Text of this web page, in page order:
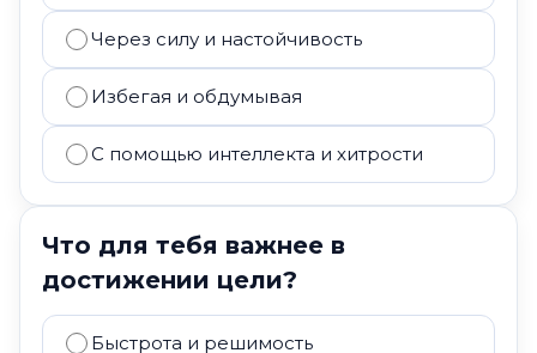
Через силу и настойчивость
Избегая и обдумывая
С помощью интеллекта и хитрости
Что для тебя важнее в
достижении цели?
Быстрота и решимость